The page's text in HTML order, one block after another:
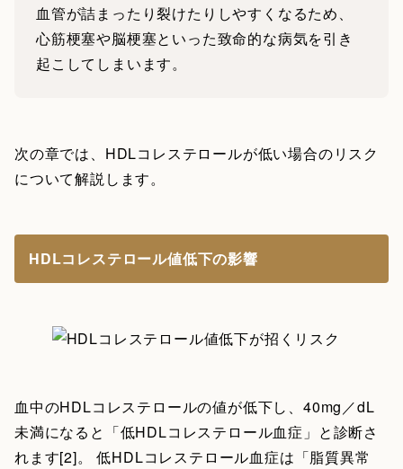
血管が詰まったり裂けたりしやすくなるため、
心筋梗塞や脳梗塞といった致命的な病気を引き
起こしてしまいます。
次の章では、HDLコレステロールが低い場合のリスク
について解説します。
HDLコレステロール値低下の影響
血中のHDLコレステロールの値が低下し、40mg／dL
未満になると「低HDLコレステロール血症」と診断さ
れます[2]。 低HDLコレステロール血症は「脂質異常